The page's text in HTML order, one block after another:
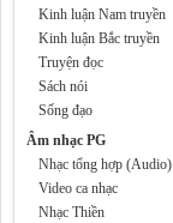
Kinh luận Nam truyền
Kinh luận Bắc truyền
Truyện đọc
Sách nói
Sống đạo
Âm nhạc PG
Nhạc tổng hợp (Audio)
Video ca nhạc
Nhạc Thiền